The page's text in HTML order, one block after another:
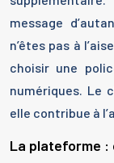
message
n’êtes pas à
choisir une
numériques. Le
elle contribue à
La plateforme :